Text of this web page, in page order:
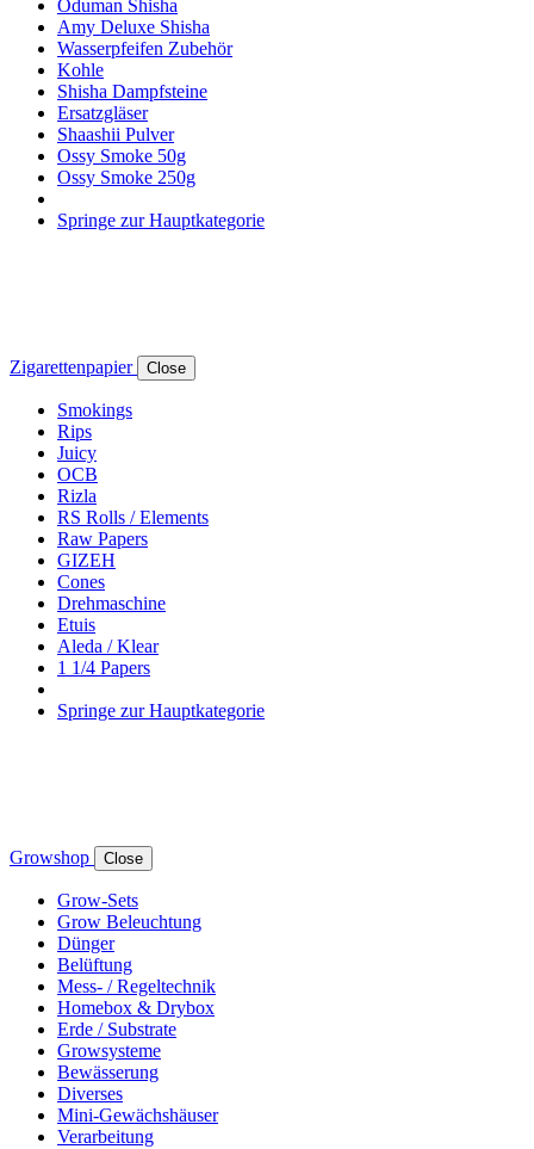
Oduman Shisha
Amy Deluxe Shisha
Wasserpfeifen Zubehör
Kohle
Shisha Dampfsteine
Ersatzgläser
Shaashii Pulver
Ossy Smoke 50g
Ossy Smoke 250g
Springe zur Hauptkategorie
Zigarettenpapier Close
Smokings
Rips
Juicy
OCB
Rizla
RS Rolls / Elements
Raw Papers
GIZEH
Cones
Drehmaschine
Etuis
Aleda / Klear
1 1/4 Papers
Springe zur Hauptkategorie
Growshop Close
Grow-Sets
Grow Beleuchtung
Dünger
Belüftung
Mess- / Regeltechnik
Homebox & Drybox
Erde / Substrate
Growsysteme
Bewässerung
Diverses
Mini-Gewächshäuser
Verarbeitung